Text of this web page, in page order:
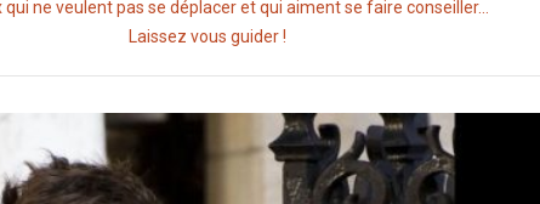
qui ne veulent pas se déplacer et qui aiment se faire conseiller…
Laissez vous guider !